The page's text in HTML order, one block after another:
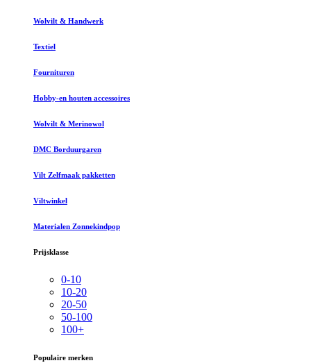
Wolvilt & Handwerk
Textiel
Fournituren
Hobby-en houten accessoires
Wolvilt & Merinowol
DMC Borduurgaren
Vilt Zelfmaak pakketten
Viltwinkel
Materialen Zonnekindpop
Prijsklasse
0-10
10-20
20-50
50-100
100+
Populaire merken